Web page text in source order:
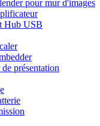
pour mur d'images
Hub USB
présentation